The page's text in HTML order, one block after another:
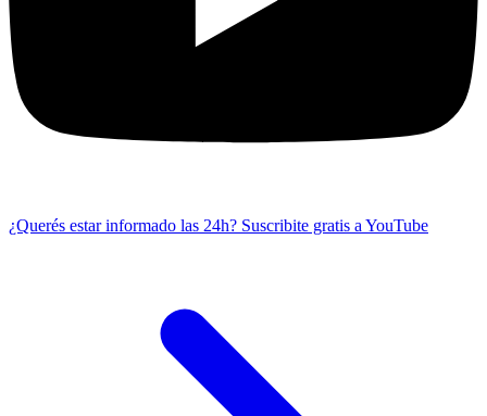
¿Querés estar informado las 24h? Suscribite gratis a YouTube